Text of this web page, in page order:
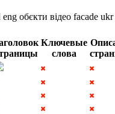
eng обєкти відео facade ukr
Ключевые
слова